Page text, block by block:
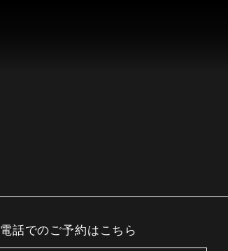
電話でのご予約はこちら